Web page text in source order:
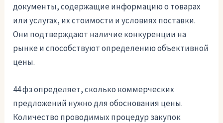
документы, содержащие информацию о товарах
или услугах, их стоимости и условиях поставки.
Они подтверждают наличие конкуренции на
рынке и способствуют определению объективной
цены.
44 фз определяет, сколько коммерческих
предложений нужно для обоснования цены.
Количество проводимых процедур закупок